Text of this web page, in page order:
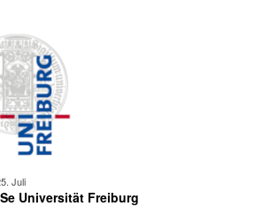
Universität Freiburg
Juli